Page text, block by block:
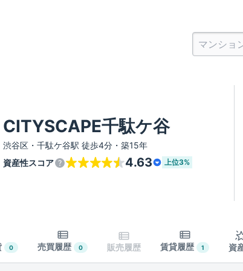
CITYSCAPE千駄ケ谷
渋谷区・千駄ケ谷駅 徒歩4分・築15年
資産性スコア
4.63 上位3%
0 売買履歴 0 販売履歴 賃貸履歴 1 資